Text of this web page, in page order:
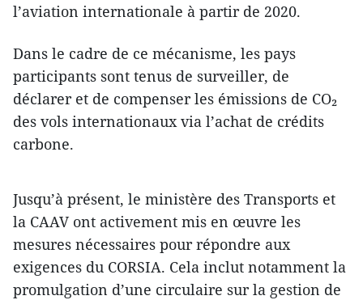
l’aviation internationale à partir de 2020.
Dans le cadre de ce mécanisme, les pays
participants sont tenus de surveiller, de
déclarer et de compenser les émissions de CO₂
des vols internationaux via l’achat de crédits
carbone.
Jusqu’à présent, le ministère des Transports et
la CAAV ont activement mis en œuvre les
mesures nécessaires pour répondre aux
exigences du CORSIA. Cela inclut notamment la
promulgation d’une circulaire sur la gestion de